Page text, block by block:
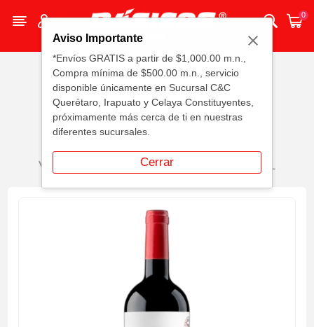
Aviso Importante
*Envíos GRATIS a partir de $1,000.00 m.n.,
Compra mínima de $500.00 m.n., servicio
disponible únicamente en Sucursal C&C
Querétaro, Irapuato y Celaya Constituyentes,
próximamente más cerca de ti en nuestras
diferentes sucursales.
Cerrar
0
Casa
Vinos, Licores Y Cerveza
Vino Tinto Monteabellon Español 750 MLL